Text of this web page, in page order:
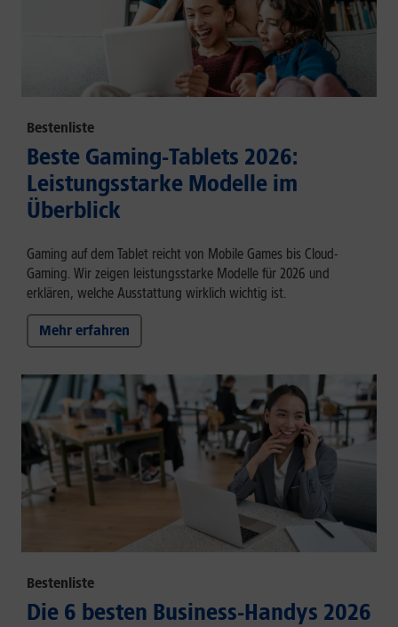
Bestenliste
Beste Gaming-Tablets 2026:
Leistungsstarke Modelle im
Überblick
Gaming auf dem Tablet reicht von Mobile Games bis Cloud-
Gaming. Wir zeigen leistungsstarke Modelle für 2026 und
erklären, welche Ausstattung wirklich wichtig ist.
Mehr erfahren
Bestenliste
Die 6 besten Business-Handys 2026